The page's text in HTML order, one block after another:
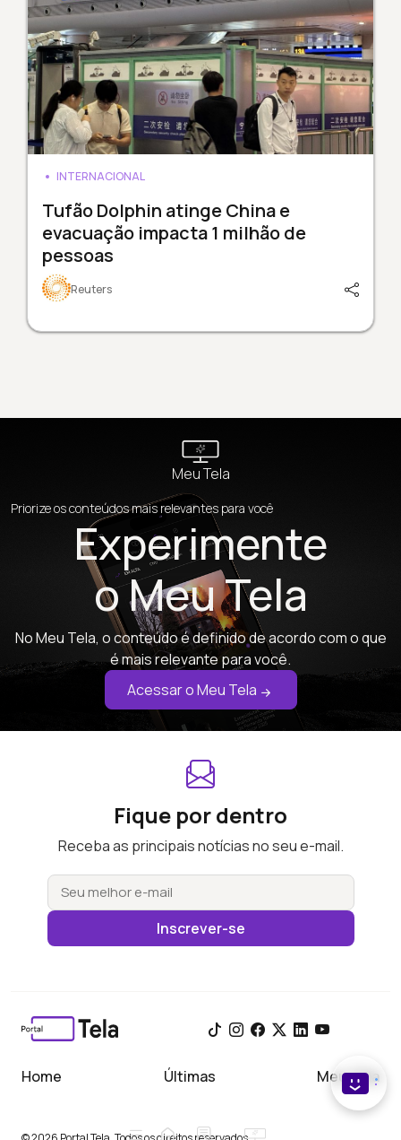
INTERNACIONAL
Tufão Dolphin atinge China e
evacuação impacta 1 milhão de
pessoas
Reuters
Meu Tela
Priorize os conteúdos mais relevantes para você
Experimente
o Meu Tela
No Meu Tela, o conteúdo é definido de acordo com o que
é mais relevante para você.
Acessar o Meu Tela
Fique por dentro
Receba as principais notícias no seu e-mail.
Inscrever-se
Home Últimas Meu Tela